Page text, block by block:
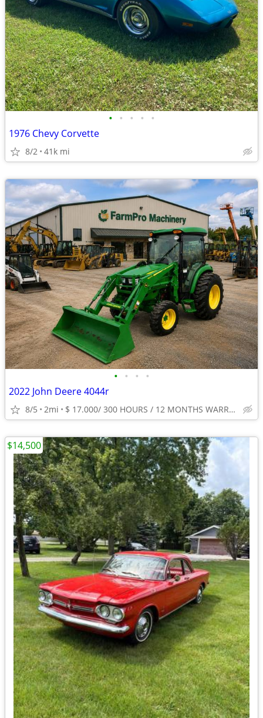
• • • • •
1976 Chevy Corvette
8/2 41k mi
• • • •
2022 John Deere 4044r
8/5 2mi $ 17.000/ 300 HOURS / 12 MONTHS WARRANTY
$14,500